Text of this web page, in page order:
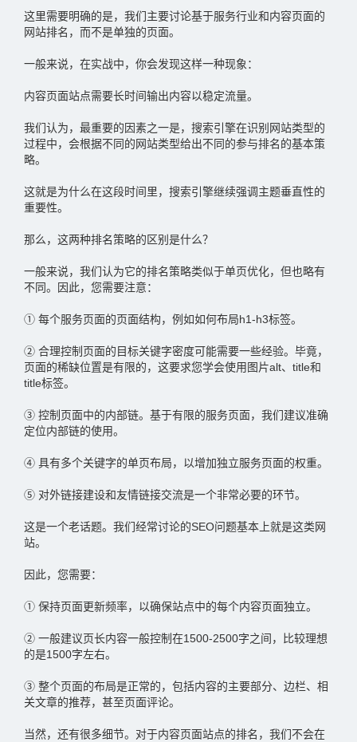
这里需要明确的是，我们主要讨论基于服务行业和内容页面的
网站排名，而不是单独的页面。
一般来说，在实战中，你会发现这样一种现象：
内容页面站点需要长时间输出内容以稳定流量。
我们认为，最重要的因素之一是，搜索引擎在识别网站类型的
过程中，会根据不同的网站类型给出不同的参与排名的基本策
略。
这就是为什么在这段时间里，搜索引擎继续强调主题垂直性的
重要性。
那么，这两种排名策略的区别是什么？
一般来说，我们认为它的排名策略类似于单页优化，但也略有
不同。因此，您需要注意：
① 每个服务页面的页面结构，例如如何布局h1-h3标签。
② 合理控制页面的目标关键字密度可能需要一些经验。毕竟，
页面的稀缺位置是有限的，这要求您学会使用图片alt、title和
title标签。
③ 控制页面中的内部链。基于有限的服务页面，我们建议准确
定位内部链的使用。
④ 具有多个关键字的单页布局，以增加独立服务页面的权重。
⑤ 对外链接建设和友情链接交流是一个非常必要的环节。
这是一个老话题。我们经常讨论的SEO问题基本上就是这类网
站。
因此，您需要：
① 保持页面更新频率，以确保站点中的每个内容页面独立。
② 一般建议页长内容一般控制在1500-2500字之间，比较理想
的是1500字左右。
③ 整个页面的布局是正常的，包括内容的主要部分、边栏、相
关文章的推荐，甚至页面评论。
当然，还有很多细节。对于内容页面站点的排名，我们不会在